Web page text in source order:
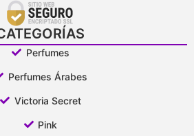
Perfumes
Perfumes Árabes
Victoria Secret
Pink